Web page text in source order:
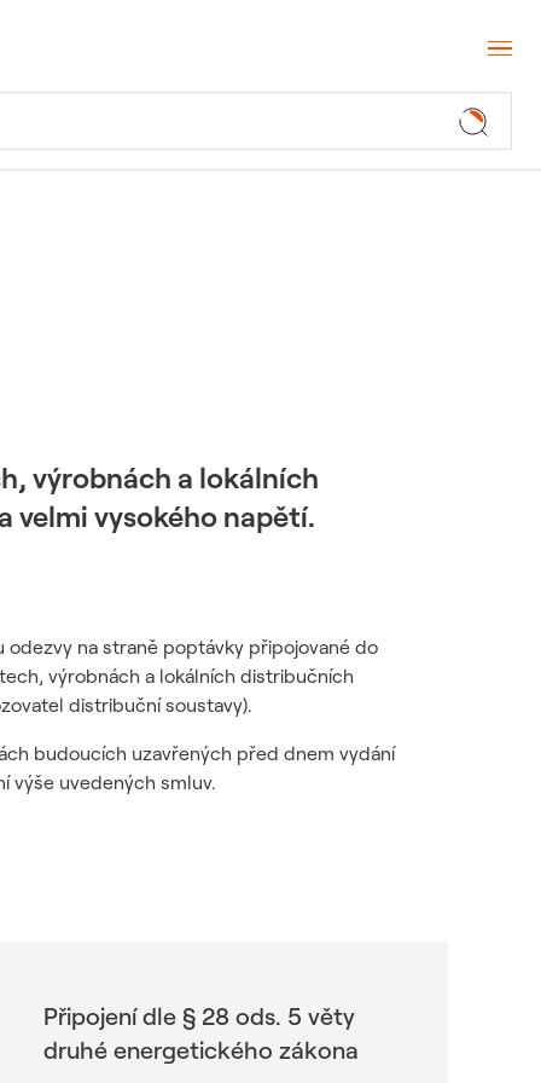
výrobnách a lokálních
velmi vysokého napětí.
na straně poptávky připojované do
výrobnách a lokálních distribučních
distribuční soustavy).
budoucích uzavřených před dnem vydání
výše uvedených smluv.
Připojení dle § 28 ods. 5 věty
druhé energetického zákona